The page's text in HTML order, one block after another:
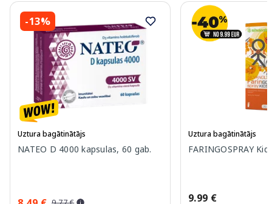
-13%
Uztura bagātinātājs
NATEO D 4000 kapsulas, 60 gab.
Uztura bagātinātājs
FARINGOSPRAY
9.99 €